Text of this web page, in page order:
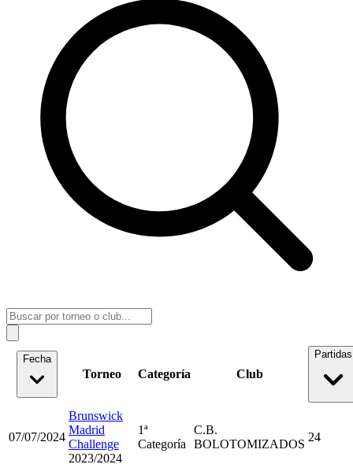
Fecha
Torneo Categoría Club
Partidas
07/07/2024
Brunswick
Madrid
Challenge
2023/2024
1ª
Categoría
C.B.
BOLOTOMIZADOS
24